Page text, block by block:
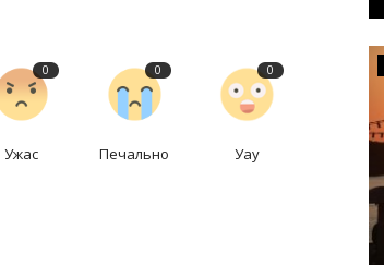
0
Ужас
0
Печально
0
Уау
Культура